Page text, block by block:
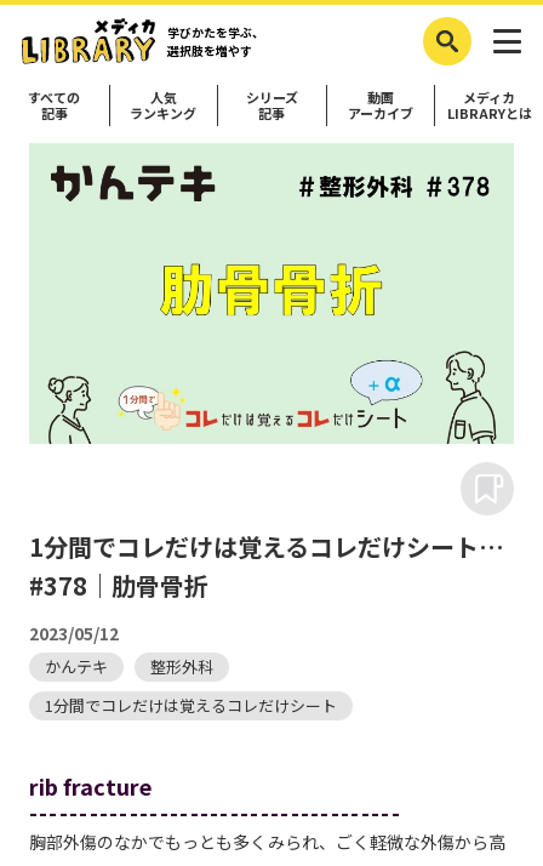
学びかたを学ぶ、
選択肢を増やす
すべての
記事
人気
ランキング
シリーズ
記事
動画
アーカイブ
メディカ
LIBRARYとは
1分間でコレだけは覚えるコレだけシート…
#378｜肋骨骨折
2023/05/12
かんテキ
整形外科
1分間でコレだけは覚えるコレだけシート
rib fracture
-------------------------------------
胸部外傷のなかでもっとも多くみられ、ごく軽微な外傷から高